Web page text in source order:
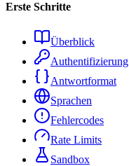
Erste Schritte
Überblick
Authentifizierung
Antwortformat
Sprachen
Fehlercodes
Rate Limits
Sandbox